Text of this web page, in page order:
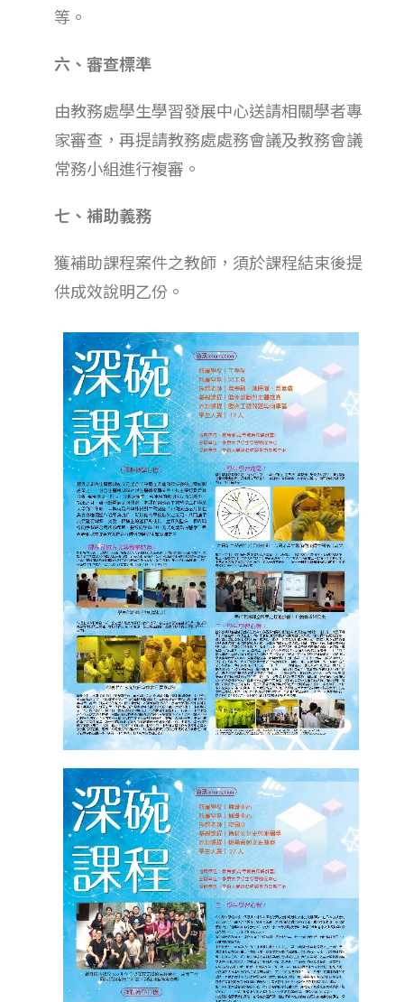
等。
六、審查標準
由教務處學生學習發展中心送請相關學者專
家審查，再提請教務處處務會議及教務會議
常務小組進行複審。
七、補助義務
獲補助課程案件之教師，須於課程結束後提
供成效說明乙份。